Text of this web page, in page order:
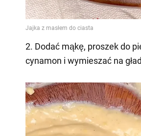
2. Dodać mąkę, proszek do
cynamon i wymieszać na